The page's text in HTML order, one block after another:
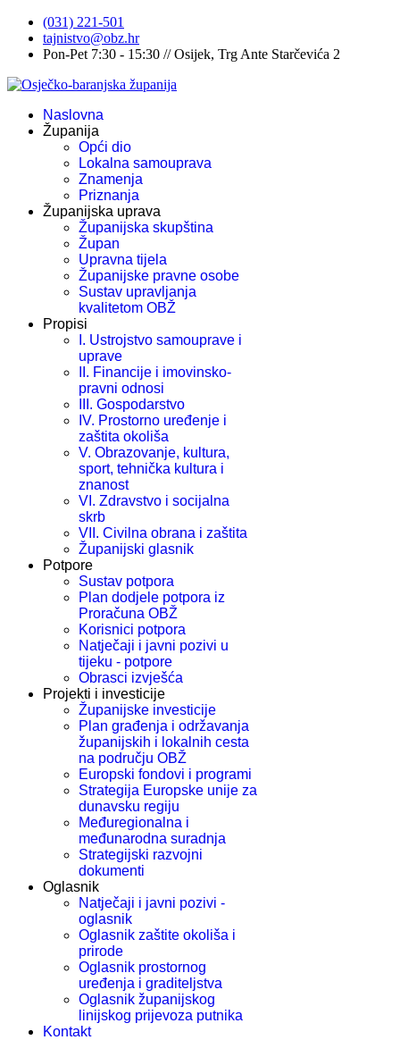
(031) 221-501
tajnistvo@obz.hr
Pon-Pet 7:30 - 15:30 // Osijek, Trg Ante Starčevića 2
Naslovna
Županija
Opći dio
Lokalna samouprava
Znamenja
Priznanja
Županijska uprava
Županijska skupština
Župan
Upravna tijela
Županijske pravne osobe
Sustav upravljanja
kvalitetom OBŽ
Propisi
I. Ustrojstvo samouprave i
uprave
II. Financije i imovinsko-
pravni odnosi
III. Gospodarstvo
IV. Prostorno uređenje i
zaštita okoliša
V. Obrazovanje, kultura,
sport, tehnička kultura i
znanost
VI. Zdravstvo i socijalna
skrb
VII. Civilna obrana i zaštita
Županijski glasnik
Potpore
Sustav potpora
Plan dodjele potpora iz
Proračuna OBŽ
Korisnici potpora
Natječaji i javni pozivi u
tijeku - potpore
Obrasci izvješća
Projekti i investicije
Županijske investicije
Plan građenja i održavanja
županijskih i lokalnih cesta
na području OBŽ
Europski fondovi i programi
Strategija Europske unije za
dunavsku regiju
Međuregionalna i
međunarodna suradnja
Strategijski razvojni
dokumenti
Oglasnik
Natječaji i javni pozivi -
oglasnik
Oglasnik zaštite okoliša i
prirode
Oglasnik prostornog
uređenja i graditeljstva
Oglasnik županijskog
linijskog prijevoza putnika
Kontakt